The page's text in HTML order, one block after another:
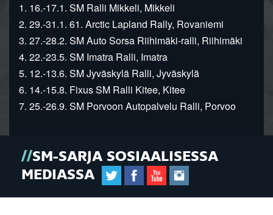
1. 16.-17.1. SM Ralli Mikkeli, Mikkeli
2. 29.-31.1. 61. Arctic Lapland Rally, Rovaniemi
3. 27.-28.2. SM Auto Sorsa Riihimäki-ralli, Riihimäki
4. 22.-23.5. SM Imatra Ralli, Imatra
5. 12.-13.6. SM Jyväskylä Ralli, Jyväskylä
6. 14.-15.8. Fixus SM Ralli Kitee, Kitee
7. 25.-26.9. SM Porvoon Autopalvelu Ralli, Porvoo
SM-SARJA SOSIAALISESSA
MEDIASSA